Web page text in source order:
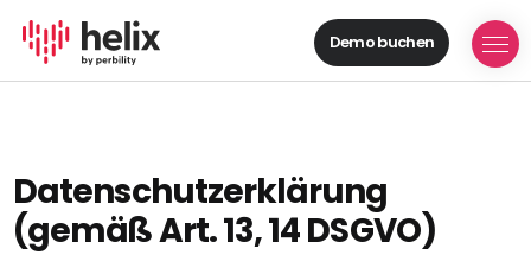
Demo buchen
Helix Module
managen
Talente
Datenschutzerklärung
(gemäß Art. 13, 14 DSGVO)